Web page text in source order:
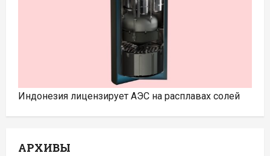
Индонезия лицензирует АЭС на расплавах солей
АРХИВЫ